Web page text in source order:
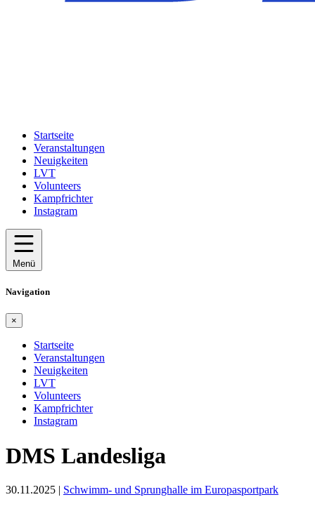
Startseite
Veranstaltungen
Neuigkeiten
LVT
Volunteers
Kampfrichter
Instagram
Menü
Navigation
×
Startseite
Veranstaltungen
Neuigkeiten
LVT
Volunteers
Kampfrichter
Instagram
DMS Landesliga
30.11.2025 | Schwimm- und Sprunghalle im Europasportpark